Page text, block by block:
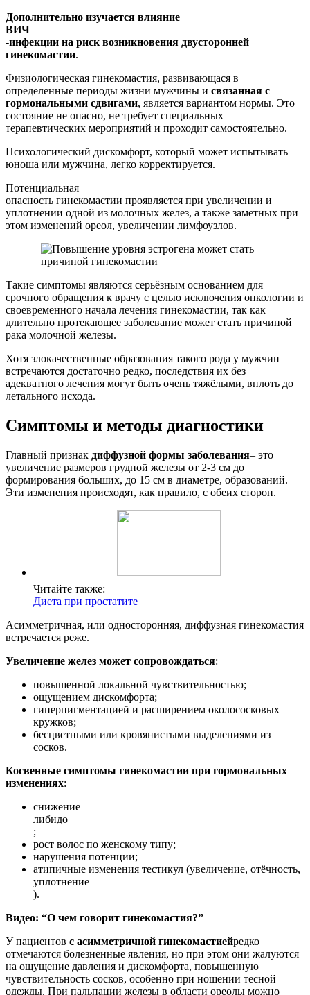
Дополнительно изучается влияние
ВИЧ
-инфекции на риск возникновения двусторонней
гинекомастии.
Физиологическая гинекомастия, развивающася в
определенные периоды жизни мужчины и связанная с
гормональными сдвигами, является вариантом нормы. Это
состояние не опасно, не требует специальных
терапевтических мероприятий и проходит самостоятельно.
Психологический дискомфорт, который может испытывать
юноша или мужчина, легко корректируется.
Потенциальная
опасность гинекомастии проявляется при увеличении и
уплотнении одной из молочных желез, а также заметных при
этом изменений ореол, увеличении лимфоузлов.
Такие симптомы являются серьёзным основанием для
срочного обращения к врачу с целью исключения онкологии и
своевременного начала лечения гинекомастии, так как
длительно протекающее заболевание может стать причиной
рака молочной железы.
Хотя злокачественные образования такого рода у мужчин
встречаются достаточно редко, последствия их без
адекватного лечения могут быть очень тяжёлыми, вплоть до
летального исхода.
Симптомы и методы диагностики
Главный признак диффузной формы заболевания– это
увеличение размеров грудной железы от 2-3 см до
формирования больших, до 15 см в диаметре, образований.
Эти изменения происходят, как правило, с обеих сторон.
Читайте также:
Диета при простатите
Асимметричная, или односторонняя, диффузная гинекомастия
встречается реже.
Увеличение желез может сопровождаться:
повышенной локальной чувствительностью;
ощущением дискомфорта;
гиперпигментацией и расширением околососковых
кружков;
бесцветными или кровянистыми выделениями из
сосков.
Косвенные симптомы гинекомастии при гормональных
изменениях:
снижение
либидо
;
рост волос по женскому типу;
нарушения потенции;
атипичные изменения тестикул (увеличение, отёчность,
уплотнение
).
Видео: “О чем говорит гинекомастия?”
У пациентов с асимметричной гинекомастиейредко
отмечаются болезненные явления, но при этом они жалуются
на ощущение давления и дискомфорта, повышенную
чувствительность сосков, особенно при ношении тесной
одежды. При пальпации железы в области ореолы можно